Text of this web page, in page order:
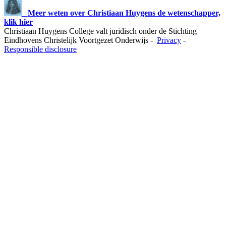
Meer weten over Christiaan Huygens de wetenschapper,
klik hier
Christiaan Huygens College valt juridisch onder de Stichting
Eindhovens Christelijk Voortgezet Onderwijs - Privacy -
Responsible disclosure